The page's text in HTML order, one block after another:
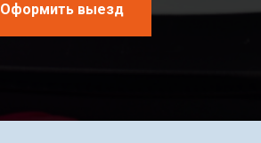
Оформить выезд